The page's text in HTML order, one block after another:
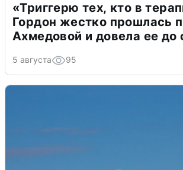
«Триггерю тех, кто в
Гордон жестко прошлась
Ахмедовой и довела ее до
5 августа 95